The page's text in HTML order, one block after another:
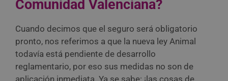
Comunidad Valenciana?
Cuando decimos que el seguro será obligatorio
pronto, nos referimos a que la nueva ley Animal
todavía está pendiente de desarrollo
reglamentario, por eso sus medidas no son de